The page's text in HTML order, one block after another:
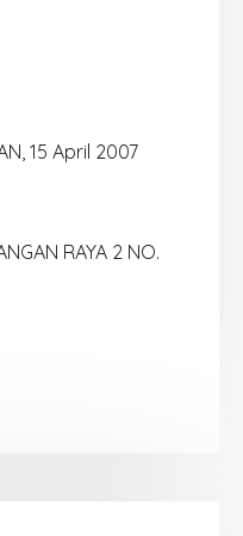
15 April 2007
RAYA 2 NO.